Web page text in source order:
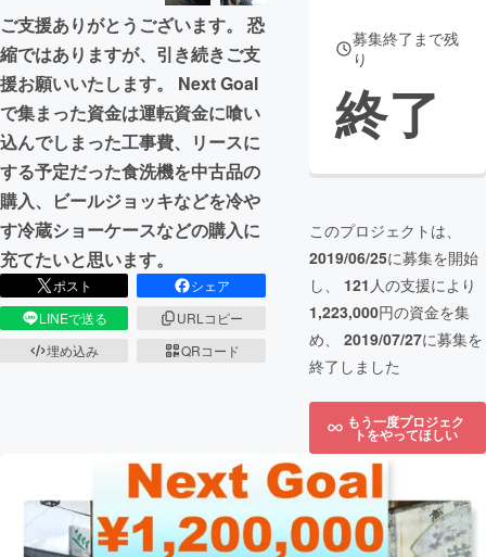
ご支援ありがとうございます。 恐
縮ではありますが、引き続きご支
援お願いいたします。 Next Goal
で集まった資金は運転資金に喰い
込んでしまった工事費、リースに
する予定だった食洗機を中古品の
購入、ビールジョッキなどを冷や
す冷蔵ショーケースなどの購入に
充てたいと思います。
ポスト
シェア
LINEで送る
URLコピー
埋め込み
QRコード
募集終了まで残
り
終了
このプロジェクトは、
2019/06/25に募集を開始
し、 121 人の支援により
1,223,000円の資金を集
め、 2019/07/27に募集を
終了しました
もう一度プロジェク
トをやってほしい